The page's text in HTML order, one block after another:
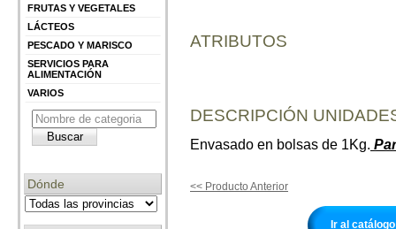
FRUTAS Y VEGETALES
LÁCTEOS
PESCADO Y MARISCO
SERVICIOS PARA
ALIMENTACIÓN
VARIOS
Dónde
ATRIBUTOS
DESCRIPCIÓN
Envasado en bolsas de 1Kg.
<< Producto Anterior
Ir al